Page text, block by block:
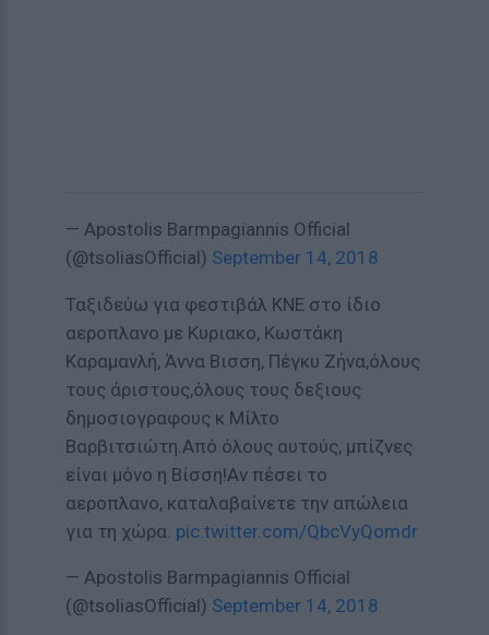
— Apostolis Barmpagiannis Official
(@tsoliasOfficial) September 14, 2018
Ταξιδεύω για φεστιβάλ ΚΝΕ στο ίδιο
αεροπλανο με Κυριακο, Κωστάκη
Καραμανλή, Άννα Βισση, Πέγκυ Ζήνα,όλους
τους άριστους,όλους τους δεξιους
δημοσιογραφους κ Μίλτο
Βαρβιτσιώτη.Από όλους αυτούς, μπίζνες
είναι μόνο η Βίσση!Αν πέσει το
αεροπλανο, καταλαβαίνετε την απώλεια
για τη χώρα. pic.twitter.com/QbcVyQomdr
— Apostolis Barmpagiannis Official
(@tsoliasOfficial) September 14, 2018